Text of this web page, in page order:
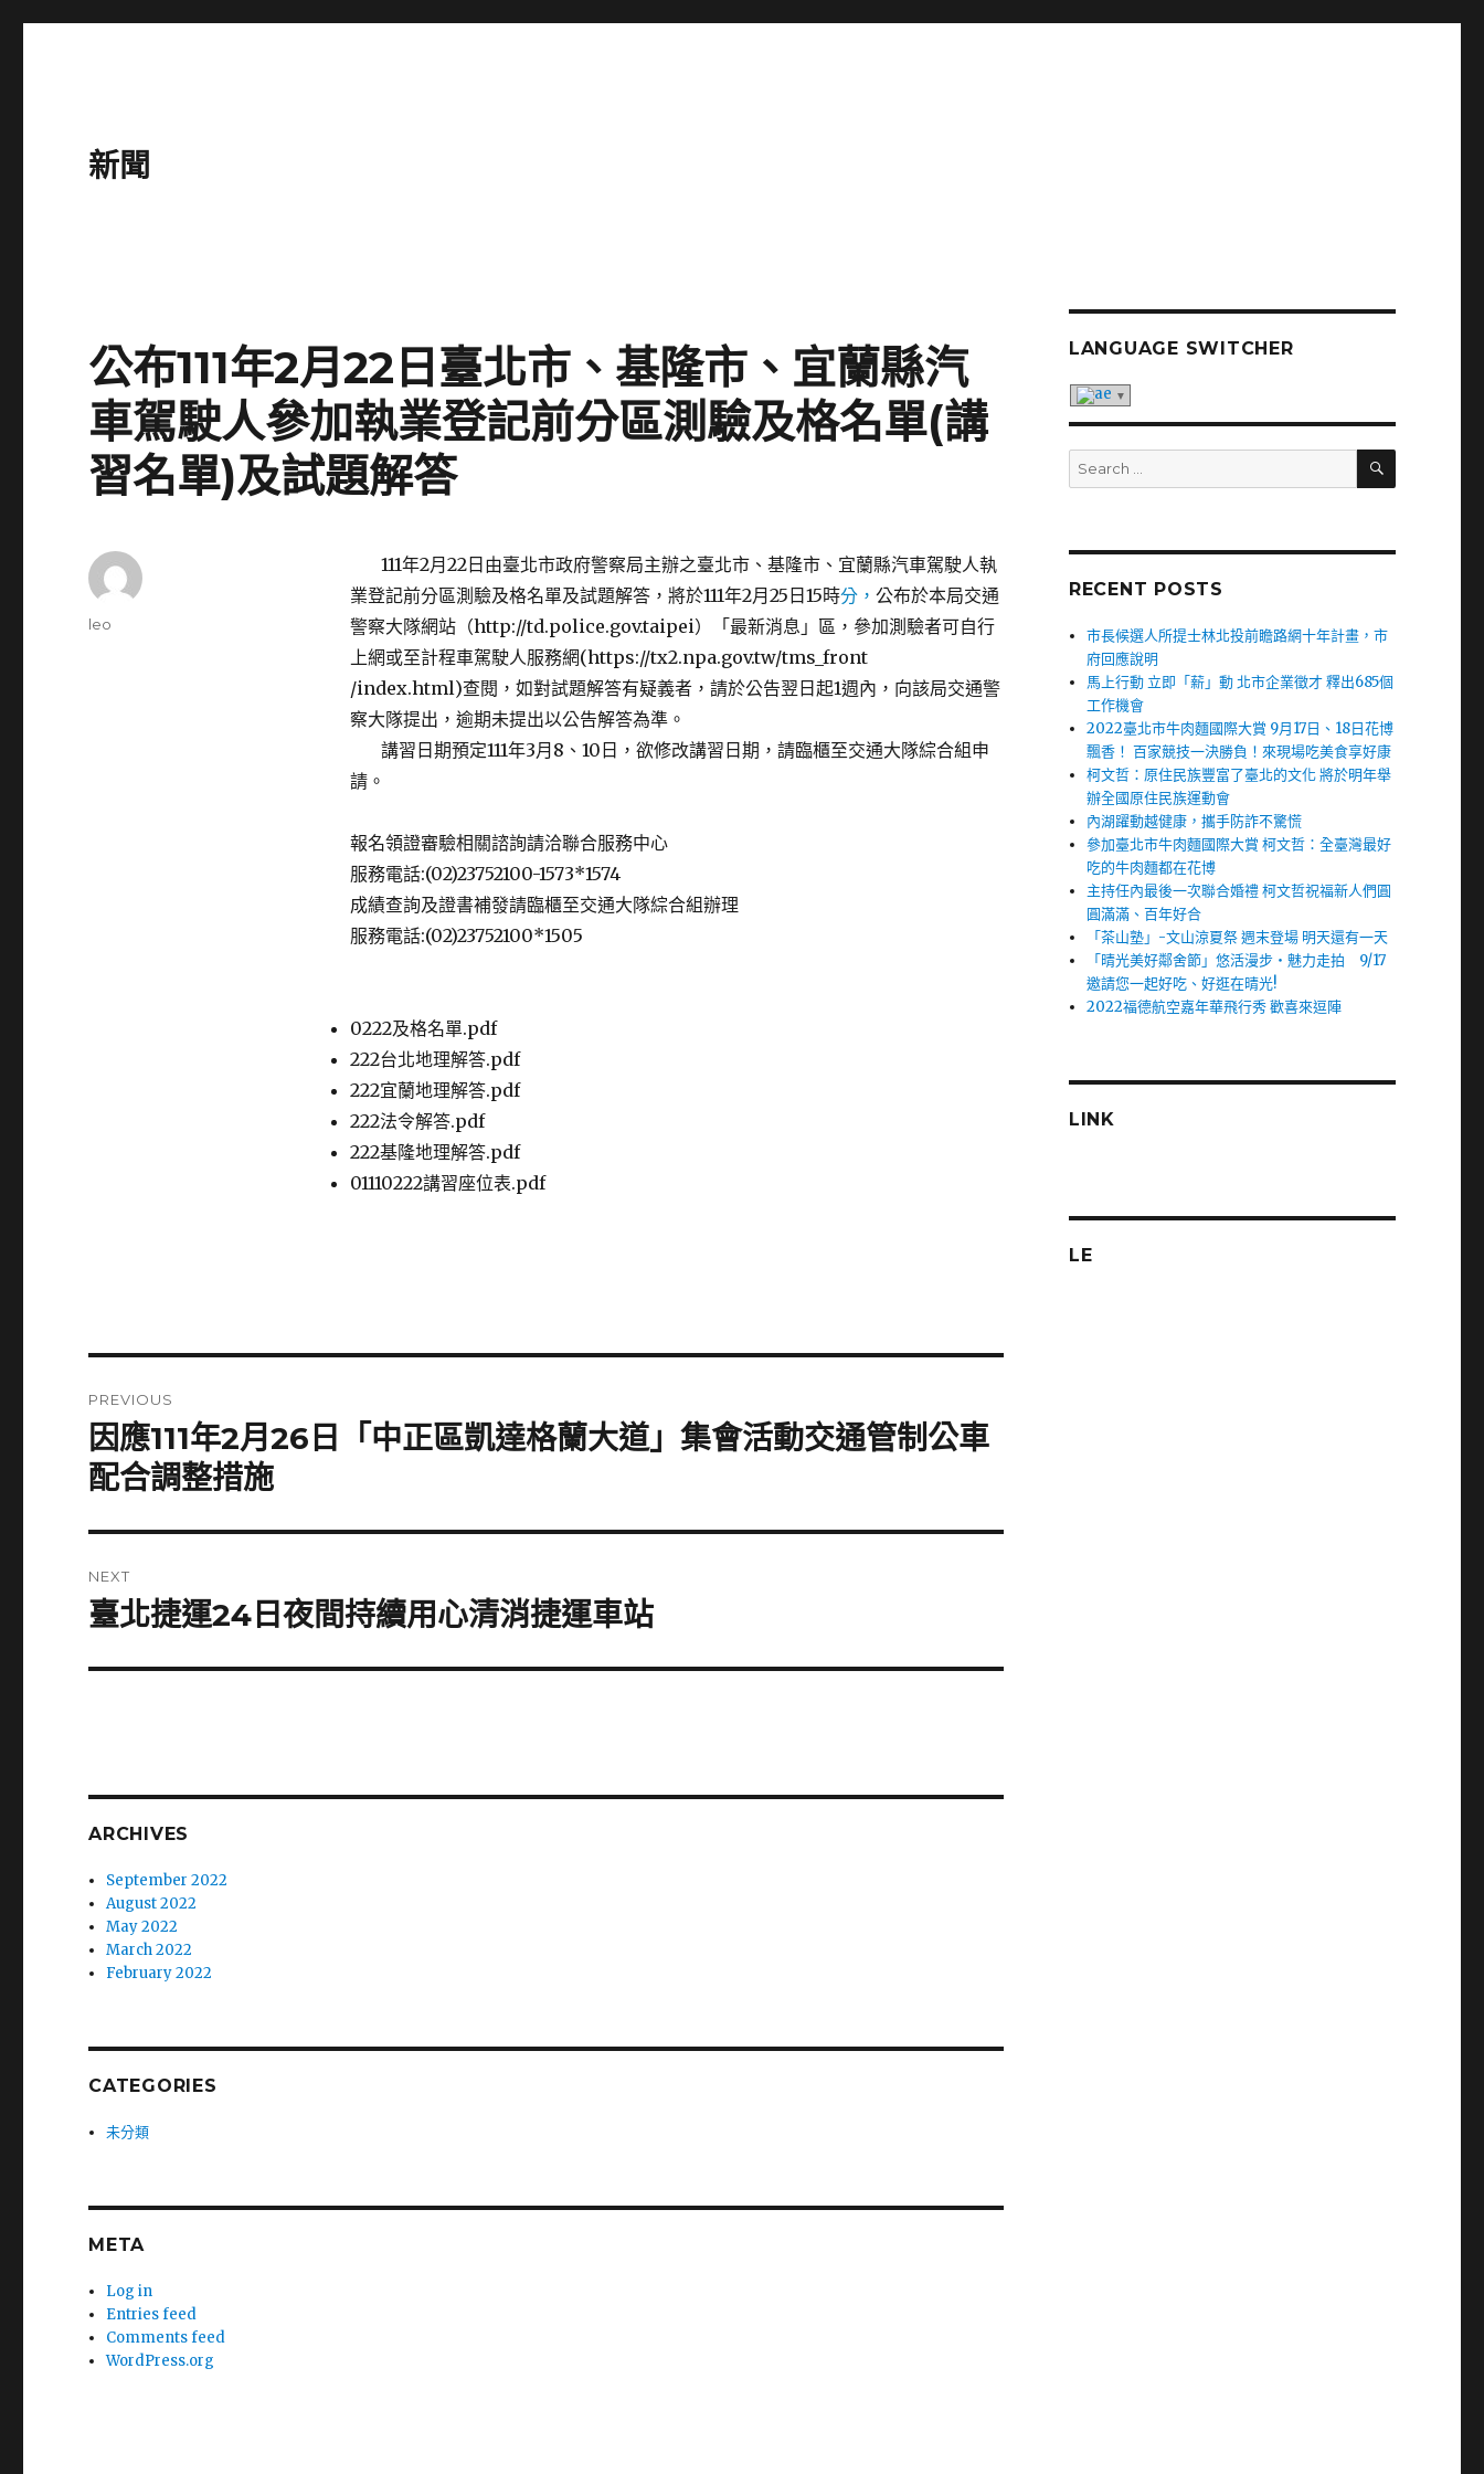
新聞
公布111年2月22日臺北市、基隆市、宜蘭縣汽
車駕駛人參加執業登記前分區測驗及格名單(講
習名單)及試題解答
111年2月22日由臺北市政府警察局主辦之臺北市、基隆市、宜蘭縣汽車駕駛人執
業登記前分區測驗及格名單及試題解答，將於111年2月25日15時分， 公布於本局交通
警察大隊網站（http://td.police.gov.taipei）「最新消息」區，參加測驗者可自行
上網或至計程車駕駛人服務網(https://tx2.npa.gov.tw/tms_front
/index.html)查閱，如對試題解答有疑義者，請於公告翌日起1週內，向該局交通警
察大隊提出，逾期未提出以公告解答為準。
講習日期預定111年3月8、10日，欲修改講習日期，請臨櫃至交通大隊綜合組申
請。
報名領證審驗相關諮詢請洽聯合服務中心
服務電話:(02)23752100-1573*1574
成績查詢及證書補發請臨櫃至交通大隊綜合組辦理
服務電話:(02)23752100*1505
0222及格名單.pdf
222台北地理解答.pdf
222宜蘭地理解答.pdf
222法令解答.pdf
222基隆地理解答.pdf
01110222講習座位表.pdf
Author
leo
navigation
PREVIOUS
Previous
post:
因應111年2月26日「中正區凱達格蘭大道」集會活動交通管制公車
配合調整措施
NEXT
Next
臺北捷運24日夜間持續用心清消捷運車站
ARCHIVES
September 2022
August 2022
May 2022
March 2022
February 2022
CATEGORIES
未分類
META
Log in
Entries feed
Comments feed
WordPress.org
LANGUAGE SWITCHER
Search
for:
SEARCH
RECENT POSTS
市長候選人所提士林北投前瞻路網十年計畫，市
府回應說明
馬上行動 立即「薪」動 北市企業徵才 釋出685個
工作機會
2022臺北市牛肉麵國際大賞 9月17日、18日花博
飄香！ 百家競技一決勝負！來現場吃美食享好康
柯文哲：原住民族豐富了臺北的文化 將於明年舉
辦全國原住民族運動會
內湖躍動越健康，攜手防詐不驚慌
參加臺北市牛肉麵國際大賞 柯文哲：全臺灣最好
吃的牛肉麵都在花博
主持任內最後一次聯合婚禮 柯文哲祝福新人們圓
圓滿滿、百年好合
「茶山塾」-文山涼夏祭 週末登場 明天還有一天
「晴光美好鄰舍節」悠活漫步‧魅力走拍 9/17
邀請您一起好吃、好逛在晴光!
2022福德航空嘉年華飛行秀 歡喜來逗陣
LINK
LE